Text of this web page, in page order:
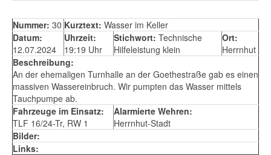
Nummer: 30 Kurztext: Wasser im Keller
Datum:
12.07.2024
Uhrzeit:
19:19 Uhr
Stichwort: Technische
Hilfeleistung klein
Ort:
Herrnhut
Beschreibung:
An der ehemaligen Turnhalle an der Goethestraße gab es einen
massiven Wassereinbruch. Wir pumpten das Wasser mittels
Tauchpumpe ab.
Fahrzeuge im Einsatz:
TLF 16/24-Tr, RW 1
Alarmierte Wehren:
Herrnhut-Stadt
Bilder:
Links: